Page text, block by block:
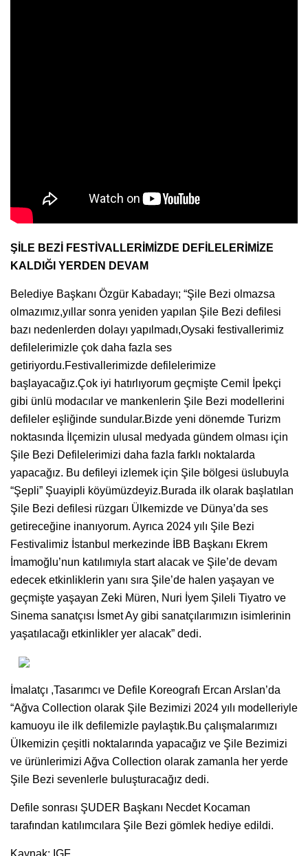
ŞİLE BEZİ FESTİVALLERİMİZDE DEFİLELERİMİZE
KALDIĞI YERDEN DEVAM
Belediye Başkanı Özgür Kabadayı; “Şile Bezi olmazsa
olmazımız,yıllar sonra yeniden yapılan Şile Bezi defilesi
bazı nedenlerden dolayı yapılmadı,Oysaki festivallerimiz
defilelerimizle çok daha fazla ses
getiriyordu.Festivallerimizde defilelerimize
başlayacağız.Çok iyi hatırlıyorum geçmişte Cemil İpekçi
gibi ünlü modacılar ve mankenlerin Şile Bezi modellerini
defileler eşliğinde sundular.Bizde yeni dönemde Turizm
noktasında İlçemizin ulusal medyada gündem olması için
Şile Bezi Defilelerimizi daha fazla farklı noktalarda
yapacağız. Bu defileyi izlemek için Şile bölgesi üslubuyla
“Şepli” Şuayipli köyümüzdeyiz.Burada ilk olarak başlatılan
Şile Bezi defilesi rüzgarı Ülkemizde ve Dünya’da ses
getireceğine inanıyorum. Ayrıca 2024 yılı Şile Bezi
Festivalimiz İstanbul merkezinde İBB Başkanı Ekrem
İmamoğlu’nun katılımıyla start alacak ve Şile’de devam
edecek etkinliklerin yanı sıra Şile’de halen yaşayan ve
geçmişte yaşayan Zeki Müren, Nuri İyem Şileli Tiyatro ve
Sinema sanatçısı İsmet Ay gibi sanatçılarımızın isimlerinin
yaşatılacağı etkinlikler yer alacak” dedi.
İmalatçı ,Tasarımcı ve Defile Koreografı Ercan Arslan’da
“Ağva Collection olarak Şile Bezimizi 2024 yılı modelleriyle
kamuoyu ile ilk defilemizle paylaştık.Bu çalışmalarımızı
Ülkemizin çeşitli noktalarında yapacağız ve Şile Bezimizi
ve ürünlerimizi Ağva Collection olarak zamanla her yerde
Şile Bezi sevenlerle buluşturacağız dedi.
Defile sonrası ŞUDER Başkanı Necdet Kocaman
tarafından katılımcılara Şile Bezi gömlek hediye edildi.
Kaynak: IGF